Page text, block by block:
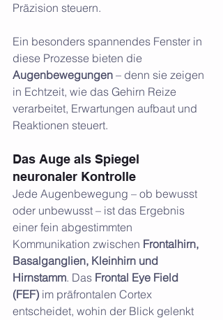
Präzision steuern.
Ein besonders spannendes Fenster in
diese Prozesse bieten die
Augenbewegungen – denn sie zeigen
in Echtzeit, wie das Gehirn Reize
verarbeitet, Erwartungen aufbaut und
Reaktionen steuert.
Das Auge als Spiegel
neuronaler Kontrolle
Jede Augenbewegung – ob bewusst
oder unbewusst – ist das Ergebnis
einer fein abgestimmten
Kommunikation zwischen Frontalhirn,
Basalganglien, Kleinhirn und
Hirnstamm. Das Frontal Eye Field
(FEF) im präfrontalen Cortex
entscheidet, wohin der Blick gelenkt